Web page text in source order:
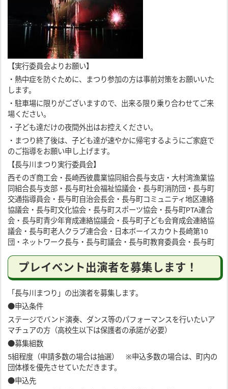
【実行委員会よりお願い】
・熱中症を防ぐために、まつり参加の方は事前対策をお願いいた
します。
・駐車場に限りがございますので、出来る限り乗り合わせてご来
場ください。
・子ども達だけの夜間外出はお控えください。
・まつり終了後は、子ども達が速やかに帰宅するようにご家庭で
のご指導をお願い申し上げます。
【長与川まつり実行委員会】
西そのぎ商工会・長崎西彼農業協同組合長与支店・大村湾漁業協
同組合長与支部・長与町社会福祉協議会・長与町消防団・長与町
交通指導員会・長与町自治会長会・長与町コミュニティ地区連絡
協議会・長与町文化協会・長与町スポーツ協会・長与町PTA連合
会・長与町青少年育成連絡協議会・長与町子ども会育成会連絡協
議会・長与町老人クラブ連合会・日本ボーイスカウト長崎第10
団・ネットワーク長与・長与町議会・長与町教育委員会・長与町
プレイベント出演者を募集します！
「長与川まつり」の出演者を募集します。
●申込条件
ステージでバンド演奏、ダンス等のパフォーマンスを行いたいア
マチュアの方（高校生以下は保護者の承諾が必要）
●募集組数
5組程度（申請多数の場合は抽選） ※申込多数の場合は、町内の
団体様を優先させていただきます。
●申込先